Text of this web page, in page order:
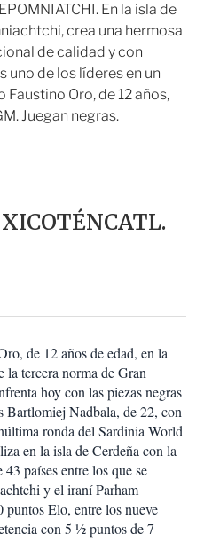
En la isla de
crea una hermosa
de calidad y con
uno de los líderes en un
Oro, de 12 años,
Juegan negras.
de 12 años de edad, en la
tercera norma de Gran
hoy con las piezas negras
Bartlomiej Nadbala, de 22, con
ronda del Sardinia World
en la isla de Cerdeña con la
países entre los que se
y el iraní Parham
Elo, entre los nueve
con 5 ½ puntos de 7